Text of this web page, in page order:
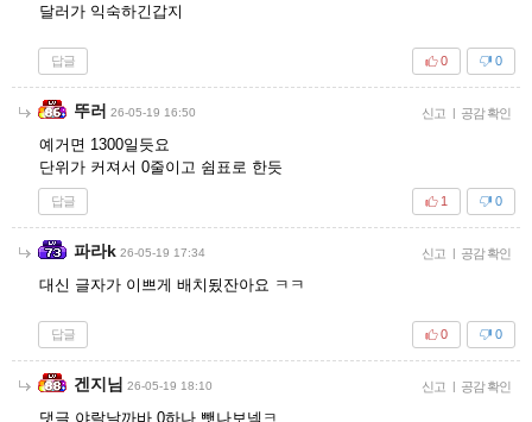
달러가 익숙하긴갑지
답글 0
0
뚜러 26-05-19 16:50 신고 | 공감 확인
예거면 1300일듯요
단위가 커져서 0줄이고 쉼표로 한듯
답글 0
1
파라k 26-05-19 17:34 신고 | 공감 확인
대신 글자가 이쁘게 배치됬잔아요 ㅋㅋ
답글 0
0
겐지님 26-05-19 18:10 신고 | 공감 확인
댓글 야랄날까바 0하나 뺏나보넼ㅋ